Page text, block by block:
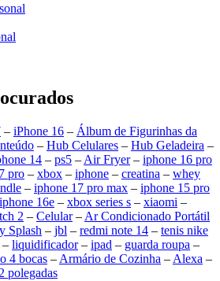
– iPhone 16 – Álbum de Figurinhas da
– Hub Celulares – Hub Geladeira –
14 – ps5 – Air Fryer– iphone 16 pro
pro – xbox – iphone – creatina – whey
– iphone 17 pro max – iphone 15 pro
iphone 16e – xbox series s – xiaomi –
2 – Celular– Ar Condicionado Portátil
Splash – jbl – redmi note 14 – tenis nike
– liquidificador– ipad – guarda roupa –
4 bocas – Armário de Cozinha – Alexa –
polegadas